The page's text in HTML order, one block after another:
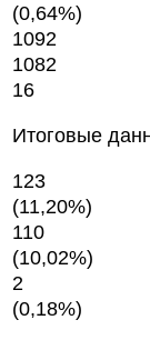
(0,64%)
1092
1082
16
Итоговые
123
(11,20%)
110
(10,02%)
2
(0,18%)